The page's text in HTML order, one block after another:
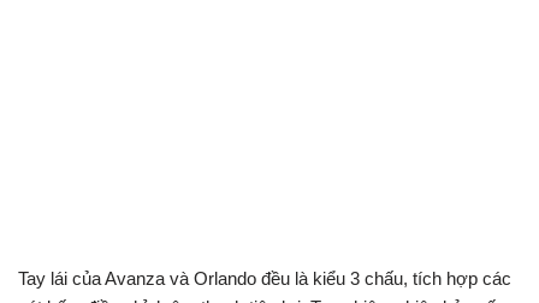
Tay lái của Avanza và Orlando đều là kiểu 3 chấu, tích hợp các